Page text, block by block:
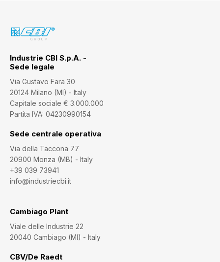
Industrie CBI S.p.A. -
Sede legale
Via Gustavo Fara 30
20124 Milano (MI) - Italy
Capitale sociale € 3.000.000
Partita IVA: 04230990154
Sede centrale operativa
Via della Taccona 77
20900 Monza (MB) - Italy
+39 039 73941
info@industriecbi.it
Cambiago Plant
Viale delle Industrie 22
20040 Cambiago (MI) - Italy
CBV/De Raedt